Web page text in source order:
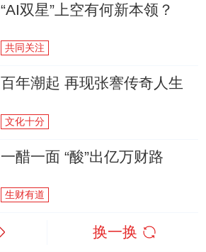
“AI双星”上空有何新本领？
共同关注
百年潮起 再现张謇传奇人生
文化十分
一醋一面 “酸”出亿万财路
生财有道
换一换